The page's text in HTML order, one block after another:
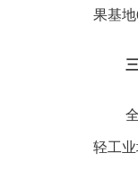
果基
轻工